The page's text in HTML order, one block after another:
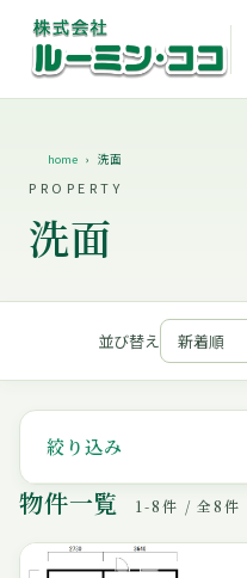
home 洗面
PROPERTY
洗面
並び替え
絞り込み
物件一覧 1-8件 / 全8件